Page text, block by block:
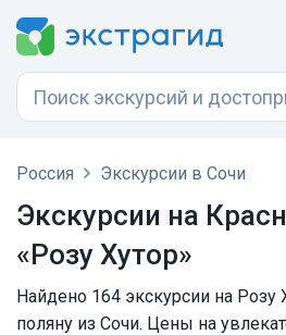
Россия Экскурсии в Сочи
Экскурсии на
«Розу Хутор»
Найдено 164 экскурсии на Розу
поляну из Сочи. Цены на